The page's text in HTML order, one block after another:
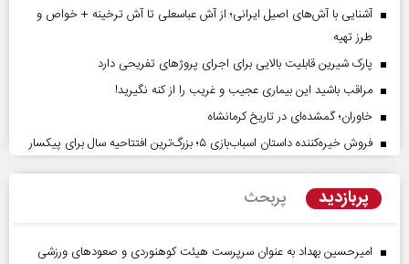
آشنایی با آش‌های اصیل ایرانی؛ از آش عباسعلی تا آش ترخینه + خواص و
طرز تهیه
پارک شیرین قابلیت‌ بالایی برای اجرای پروژهای تفریحی دارد
مراقب باشید این بیماری عجیب و غریب را از کنه نگیرید!
خاوران؛ گمشده‌ای در تاریخ کرمانشاه
فروش خیره‌کننده داستان اسباب‌بازی ۵؛ بزرگ‌ترین افتتاحیه سال برای پیکسار
پربازدید پربحث
امیرحسین بهداد به عنوان سرپرست هیئت کوهنوردی و صعودهای ورزشی